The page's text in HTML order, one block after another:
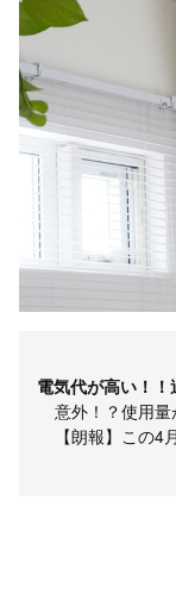
電気代が高い！
意外！？使用
【朗報】この4